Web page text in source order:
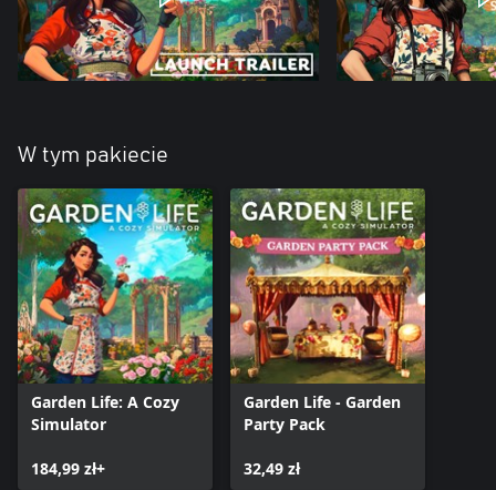
W tym pakiecie
Garden Life: A Cozy
Simulator
184,99 zł+
Garden Life - Garden
Party Pack
32,49 zł